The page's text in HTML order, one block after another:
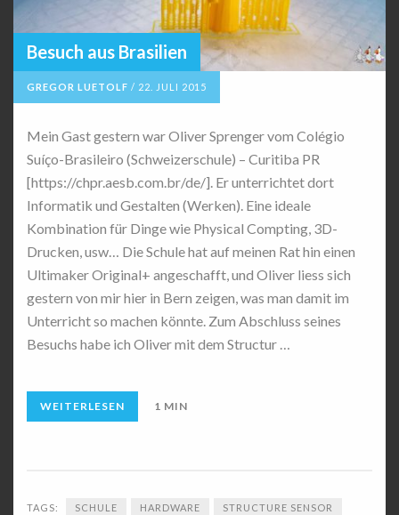
Besuch aus Brasilien
GREGOR LUETOLF / 22. JULI 2015
Mein Gast gestern war Oliver Sprenger vom Colégio
Suíço-Brasileiro (Schweizerschule) – Curitiba PR
[https://chpr.aesb.com.br/de/]. Er unterrichtet dort
Informatik und Gestalten (Werken). Eine ideale
Kombination für Dinge wie Physical Compting, 3D-
Drucken, usw… Die Schule hat auf meinen Rat hin einen
Ultimaker Original+ angeschafft, und Oliver liess sich
gestern von mir hier in Bern zeigen, was man damit im
Unterricht so machen könnte. Zum Abschluss seines
Besuchs habe ich Oliver mit dem Structur …
WEITERLESEN 1 MIN
TAGS: SCHULE HARDWARE STRUCTURE SENSOR